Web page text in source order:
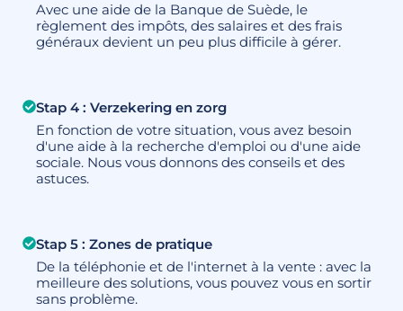
Avec une aide de la Banque de Suède, le
règlement des impôts, des salaires et des frais
généraux devient un peu plus difficile à gérer.
Stap 4 : Verzekering en zorg
En fonction de votre situation, vous avez besoin
d'une aide à la recherche d'emploi ou d'une aide
sociale. Nous vous donnons des conseils et des
astuces.
Stap 5 : Zones de pratique
De la téléphonie et de l'internet à la vente : avec la
meilleure des solutions, vous pouvez vous en sortir
sans problème.